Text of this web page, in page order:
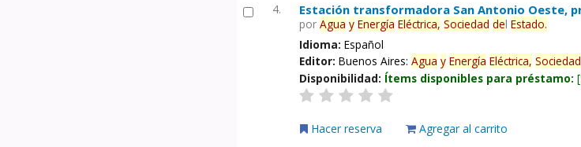
4. Estación transformadora San Antonio Oeste,
porAgua y Energía Eléctrica, Sociedad delEstado.
Idioma:Español
Editor:Buenos Aires:Agua y Energía Eléctrica, Sociedad
Disponibilidad: Ítems disponibles para préstamo:
Hacer reserva Agregar al carrito